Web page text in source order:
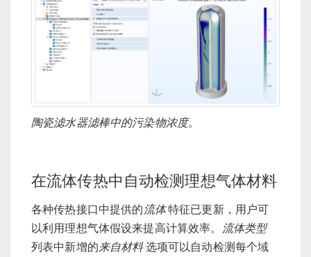
陶瓷滤水器滤棒中的污染物浓度。
在流体传热中自动检测理想气体材料
各种传热接口中提供的 流体特征已更新，用户可
以利用理想气体假设来提高计算效率。
流体类型
列表中新增的来自材料选项可以自动检测每个域